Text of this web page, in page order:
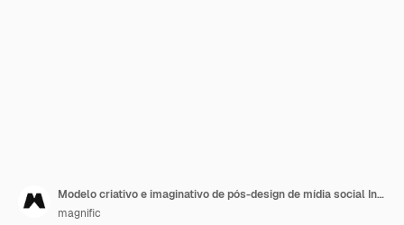
Modelo criativo e imaginativo de pós-design de mídia social Insta
magnific